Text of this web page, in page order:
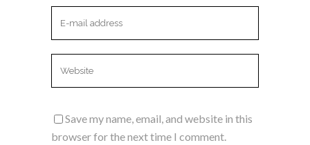
Save my name, email, and website in this
browser for the next time I comment.